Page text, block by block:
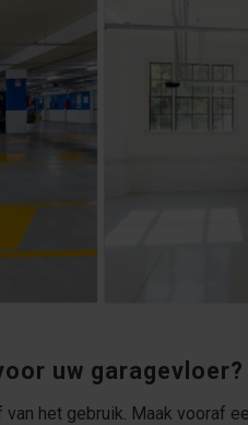
uw garagevloer?
het gebruik. Maak vooraf